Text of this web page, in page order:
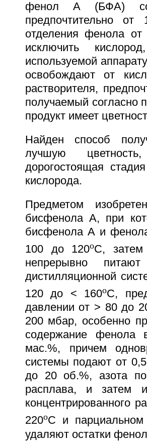
фенол А (БФА)
предпочтительно
отделения фенола
исключить
используемой
освобождают от
растворителя,
получаемый согласно
продукт имеет
Найден способ
лучшую
дорогостоящая
кислорода.
Предметом
бисфенола А, при
бисфенола А и
100 до 120oС, затем
непрерывно
дистилляционной
120 до < 160oС,
давлении от > 80 до
200 мбар, особенно
содержание фенола
мас.%, причем
системы подают от
до 20 об.%, азота
расплава, и затем
концентрированного
220oС и
удаляют остатки